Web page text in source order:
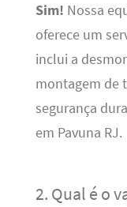
Sim! Nossa
oferece um
inclui a
montagem de
segurança
em Pavuna RJ.
2. Qual é o